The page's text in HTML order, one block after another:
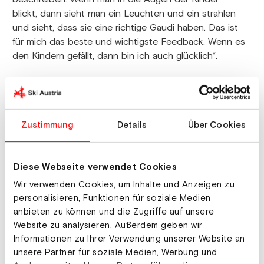
Zustimmung Details Über Cookies
Diese Webseite verwendet Cookies
Wir verwenden Cookies, um Inhalte und Anzeigen zu
personalisieren, Funktionen für soziale Medien
anbieten zu können und die Zugriffe auf unsere
Website zu analysieren. Außerdem geben wir
Informationen zu Ihrer Verwendung unserer Website an
unsere Partner für soziale Medien, Werbung und
blickt, dann sieht man ein Leuchten und ein strahlen
und sieht, dass sie eine richtige Gaudi haben. Das ist
für mich das beste und wichtigste Feedback. Wenn es
den Kindern gefällt, dann bin ich auch glücklich“.
Jacqueline Seifriedsberger:
„Es war wieder
letzten Jahren. Es waren dieses Mal 40 Mädels
dabei, das daugt mir persönlich sehr. Es ist schön,
Gesicht haben. Heute ist auch noch zum
Stefan Kraft:„Mir hat es wieder sehr gut gefallen.
Die Kinder sind sehr tüchtig und geben vier Tage
Vollgas beim Training und dürfen alles ausprobieren.
Ich war heute noch mit ein paar auf der K60
Schanze und haben einen Geschicklichkeitstest